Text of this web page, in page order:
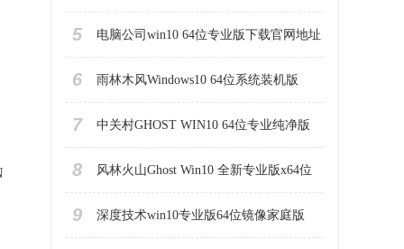
5 电脑公司win10 64位专业版下载官网地址
6 雨林木风Windows10 64位系统装机版
7 中关村GHOST WIN10 64位专业纯净版
8 风林火山Ghost Win10 全新专业版x64位
9 深度技术win10专业版64位镜像家庭版